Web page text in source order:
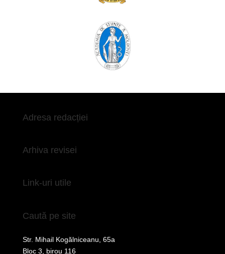
Adresa redacției
Arhiva revisei
Link-uri utile
Caută pe site
Str. Mihail Kogălniceanu, 65a
Bloc 3, birou 116